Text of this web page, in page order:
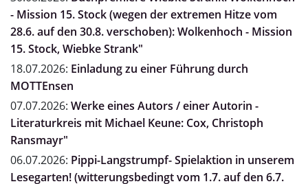
- Mission 15. Stock (wegen der extremen Hitze vom
28.6. auf den 30.8. verschoben): Wolkenhoch - Mission
15. Stock, Wiebke Strank"
18.07.2026: Einladung zu einer Führung durch
MOTTEnsen
07.07.2026: Werke eines Autors / einer Autorin -
Literaturkreis mit Michael Keune: Cox, Christoph
Ransmayr"
06.07.2026: Pippi-Langstrumpf- Spielaktion in unserem
Lesegarten! (witterungsbedingt vom 1.7. auf den 6.7.